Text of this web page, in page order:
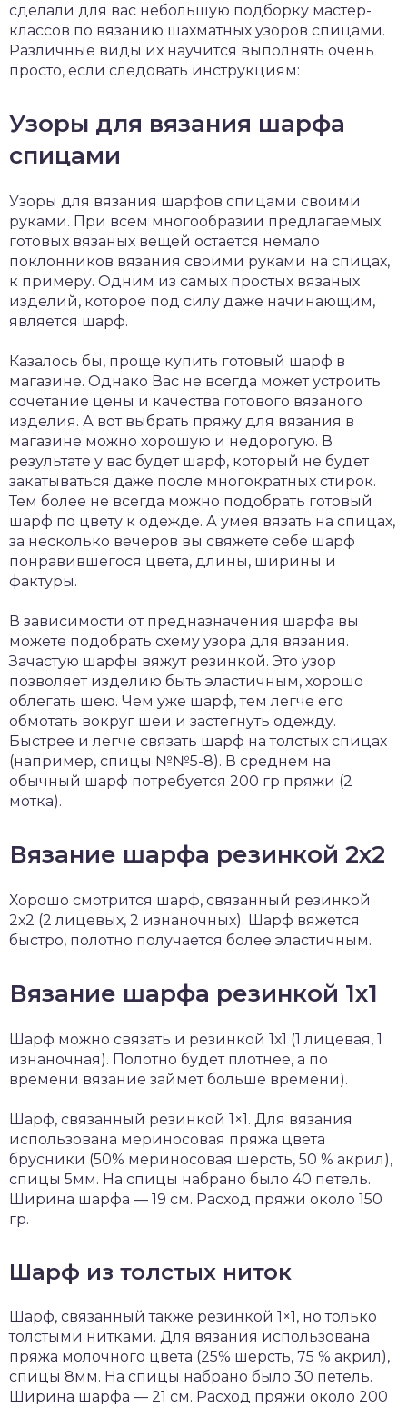
сделали для вас небольшую подборку мастер-
классов по вязанию шахматных узоров спицами.
Различные виды их научится выполнять очень
просто, если следовать инструкциям:
Узоры для вязания шарфа
спицами
Узоры для вязания шарфов спицами своими
руками. При всем многообразии предлагаемых
готовых вязаных вещей остается немало
поклонников вязания своими руками на спицах,
к примеру. Одним из самых простых вязаных
изделий, которое под силу даже начинающим,
является шарф.
Казалось бы, проще купить готовый шарф в
магазине. Однако Вас не всегда может устроить
сочетание цены и качества готового вязаного
изделия. А вот выбрать пряжу для вязания в
магазине можно хорошую и недорогую. В
результате у вас будет шарф, который не будет
закатываться даже после многократных стирок.
Тем более не всегда можно подобрать готовый
шарф по цвету к одежде. А умея вязать на спицах,
за несколько вечеров вы свяжете себе шарф
понравившегося цвета, длины, ширины и
фактуры.
В зависимости от предназначения шарфа вы
можете подобрать схему узора для вязания.
Зачастую шарфы вяжут резинкой. Это узор
позволяет изделию быть эластичным, хорошо
облегать шею. Чем уже шарф, тем легче его
обмотать вокруг шеи и застегнуть одежду.
Быстрее и легче связать шарф на толстых спицах
(например, спицы №№5-8). В среднем на
обычный шарф потребуется 200 гр пряжи (2
мотка).
Вязание шарфа резинкой 2х2
Хорошо смотрится шарф, связанный резинкой
2х2 (2 лицевых, 2 изнаночных). Шарф вяжется
быстро, полотно получается более эластичным.
Вязание шарфа резинкой 1х1
Шарф можно связать и резинкой 1х1 (1 лицевая, 1
изнаночная). Полотно будет плотнее, а по
времени вязание займет больше времени).
Шарф, связанный резинкой 1×1. Для вязания
использована мериносовая пряжа цвета
брусники (50% мериносовая шерсть, 50 % акрил),
спицы 5мм. На спицы набрано было 40 петель.
Ширина шарфа — 19 см. Расход пряжи около 150
гр.
Шарф из толстых ниток
Шарф, связанный также резинкой 1×1, но только
толстыми нитками. Для вязания использована
пряжа молочного цвета (25% шерсть, 75 % акрил),
спицы 8мм. На спицы набрано было 30 петель.
Ширина шарфа — 21 см. Расход пряжи около 200